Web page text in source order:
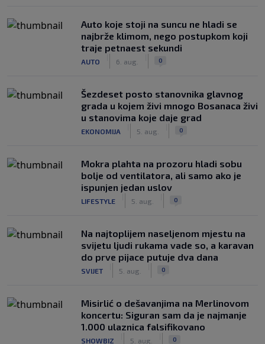
Auto koje stoji na suncu ne hladi se
najbrže klimom, nego postupkom koji
traje petnaest sekundi
AUTO 6. aug. 0
Šezdeset posto stanovnika glavnog
grada u kojem živi mnogo Bosanaca živi
u stanovima koje daje grad
EKONOMIJA 5. aug. 0
Mokra plahta na prozoru hladi sobu
bolje od ventilatora, ali samo ako je
ispunjen jedan uslov
LIFESTYLE 5. aug. 0
Na najtoplijem naseljenom mjestu na
svijetu ljudi rukama vade so, a karavan
do prve pijace putuje dva dana
SVIJET 5. aug. 0
Misirlić o dešavanjima na Merlinovom
koncertu: Siguran sam da je najmanje
1.000 ulaznica falsifikovano
SHOWBIZ 5. aug. 0